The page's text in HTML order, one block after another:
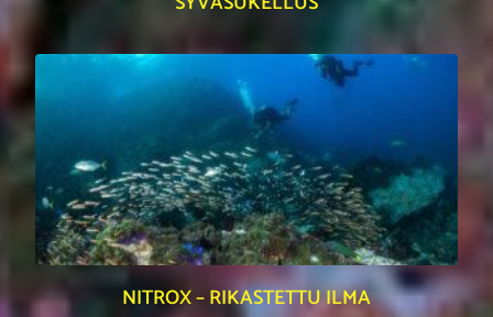
NITROX – RIKASTETTU ILMA